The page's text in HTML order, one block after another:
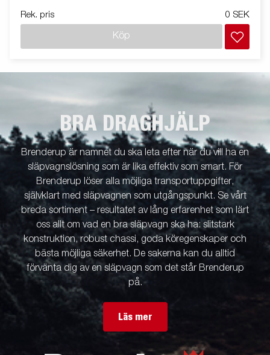
Rek. pris 0 SEK
Köp
BRA DRAGHJÄLP
Brenderup är namnet du ska leta efter när du vill ha en
släpvagnslösning som är lika effektiv som smart. För
Brenderup löser alla möjliga transportuppgifter,
självklart med släpvagnen som utgångspunkt. Se vårt
breda sortiment – resultatet av lång erfarenhet som lärt
oss allt om vad en bra släpvagn ska ha: slitstark
konstruktion, robust chassi, goda köregenskaper och
bästa möjliga säkerhet. De sakerna kan du alltid
förvänta dig av en släpvagn som det står Brenderup
på.
Läs mer